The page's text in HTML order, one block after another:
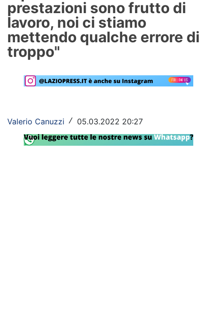
Primavera
Calciomercato
Lazio Women
Rassegna Lazio
Calcio
Serie A
prestazioni sono frutto di
lavoro, noi ci stiamo
mettendo qualche errore di
troppo"
Valerio Canuzzi / 05.03.2022 20:27